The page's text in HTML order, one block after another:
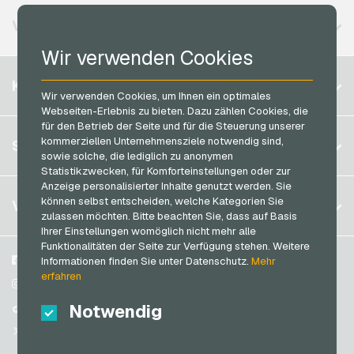
Wir verwenden Cookies
Wir verwenden Cookies, um Ihnen ein optimales
Webseiten-Erlebnis zu bieten. Dazu zählen Cookies, die
für den Betrieb der Seite und für die Steuerung unserer
kommerziellen Unternehmensziele notwendig sind,
sowie solche, die lediglich zu anonymen
Statistikzwecken, für Komforteinstellungen oder zur
Anzeige personalisierter Inhalte genutzt werden. Sie
können selbst entscheiden, welche Kategorien Sie
zulassen möchten. Bitte beachten Sie, dass auf Basis
Ihrer Einstellungen womöglich nicht mehr alle
Funktionalitäten der Seite zur Verfügung stehen. Weitere
Informationen finden Sie unter Datenschutz.Mehr
erfahren
Notwendig
Lieferando Geschenkkarten
Microsoft Geschenkkarten
Netflix Geschenkkarten
OBI Geschenkkarten
OTTO Geschenkkarten
PeterPane Geschenkkarten
Rewe Geschenkkarten
Rituals Geschenkkarten
roastmarket Geschenkkarten
Rossmann Geschenkkarten
RTL+ Geschenkkarten
Saturn Geschenkkarten
Vodafone Handyguthaben
PaysafeCard Bezahlkarten
PCS Bezahlkarten
Razer Gold Bezahlkarten
Transcash Bezahlkarten
VERFÜGBARE REGIONEN
Belgien
Brasilien
Deutschland (DE)
Deutschland (EN)
Frankreich
Italien
Niederlande
Österreich
Portugal
Schweiz (DE)
KONTO
Registrieren
Anmelden
Mein Warenkorb
SERVICE
FAQ
Zahlungsmethoden
&Widerrufsrecht
Datenschutzrichtlinien
VGO-SHOP
Über uns
Blog
Partner
Facebook
Instagram
TikTok